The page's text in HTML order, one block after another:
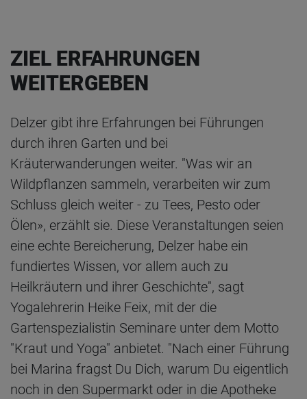
ZIEL ERFAHRUNGEN
WEITERGEBEN
Delzer gibt ihre Erfahrungen bei Führungen
durch ihren Garten und bei
Kräuterwanderungen weiter. "Was wir an
Wildpflanzen sammeln, verarbeiten wir zum
Schluss gleich weiter - zu Tees, Pesto oder
Ölen», erzählt sie. Diese Veranstaltungen seien
eine echte Bereicherung, Delzer habe ein
fundiertes Wissen, vor allem auch zu
Heilkräutern und ihrer Geschichte", sagt
Yogalehrerin Heike Feix, mit der die
Gartenspezialistin Seminare unter dem Motto
"Kraut und Yoga" anbietet. "Nach einer Führung
bei Marina fragst Du Dich, warum Du eigentlich
noch in den Supermarkt oder in die Apotheke